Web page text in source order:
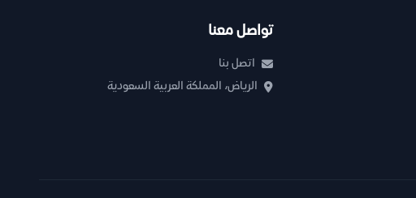
تواصل معنا
اتصل بنا
الرياض، المملكة العربية السعودية